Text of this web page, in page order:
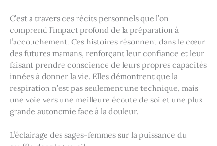
C’est à travers ces récits personnels que l’on
comprend l’impact profond de la préparation à
l’accouchement. Ces histoires résonnent dans le cœur
des futures mamans, renforçant leur confiance et leur
faisant prendre conscience de leurs propres capacités
innées à donner la vie. Elles démontrent que la
respiration n’est pas seulement une technique, mais
une voie vers une meilleure écoute de soi et une plus
grande autonomie face à la douleur.
L’éclairage des sages-femmes sur la puissance du